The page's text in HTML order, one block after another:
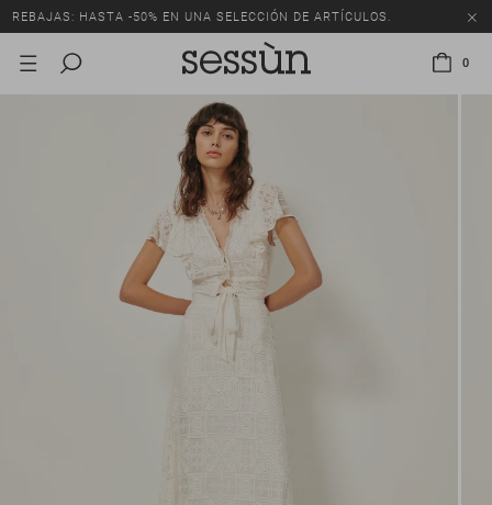
REBAJAS: HASTA -50% EN UNA SELECCIÓN DE ARTÍCULOS.
0